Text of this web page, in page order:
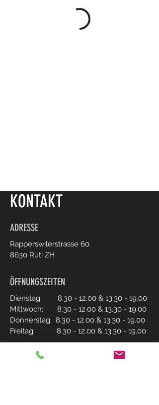
KONTAKT
ADRESSE
Rapperswilerstrasse 60
8630 Rüti ZH
ÖFFNUNGSZEITEN
Dienstag: 8.30 - 12.00 & 13.30 - 19.00
Mittwoch: 8.30 - 12.00 & 13.30 - 19.00
Donnerstag: 8.30 - 12.00 & 13.30 - 19.00
Freitag: 8.30 - 12.00 & 13.30 - 19.00
Samstag: